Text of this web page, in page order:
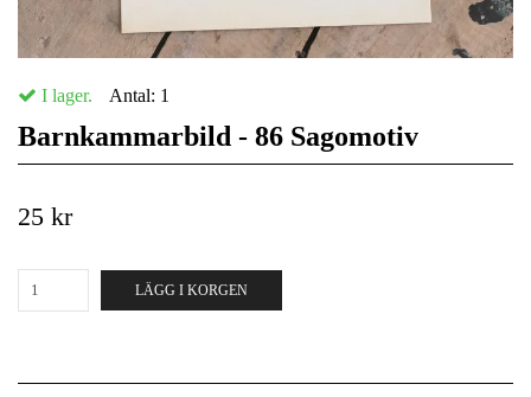
I lager. Antal: 1
Barnkammarbild - 86 Sagomotiv
25 kr
LÄGG I KORGEN